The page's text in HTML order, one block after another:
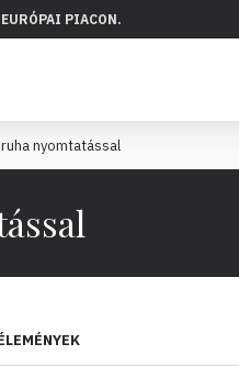
PIACON.
nyomtatással